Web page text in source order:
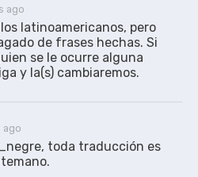
aquí, sincronizados para
GLHF (1080p). Tiempos de
ago
latinoamericanos, pero
de frases hechas. Si
se le ocurre alguna
y la(s) cambiaremos.
ago
toda traducción es